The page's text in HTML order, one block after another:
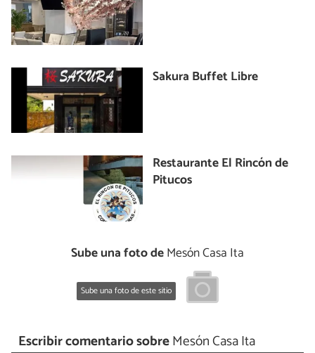
Sakura Buffet Libre
Restaurante El Rincón de
Pitucos
Sube una foto deMesón Casa Ita
Sube una foto de este sitio
Escribir comentario sobreMesón Casa Ita